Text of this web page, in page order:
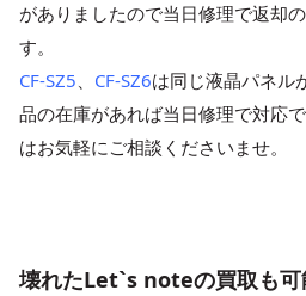
がありましたので当日修理で返却
す。
CF-SZ5、 CF-SZ6は同じ液晶パネル
品の在庫があれば当日修理で対応
はお気軽にご相談くださいませ。
壊れたLet`s noteの買取も可